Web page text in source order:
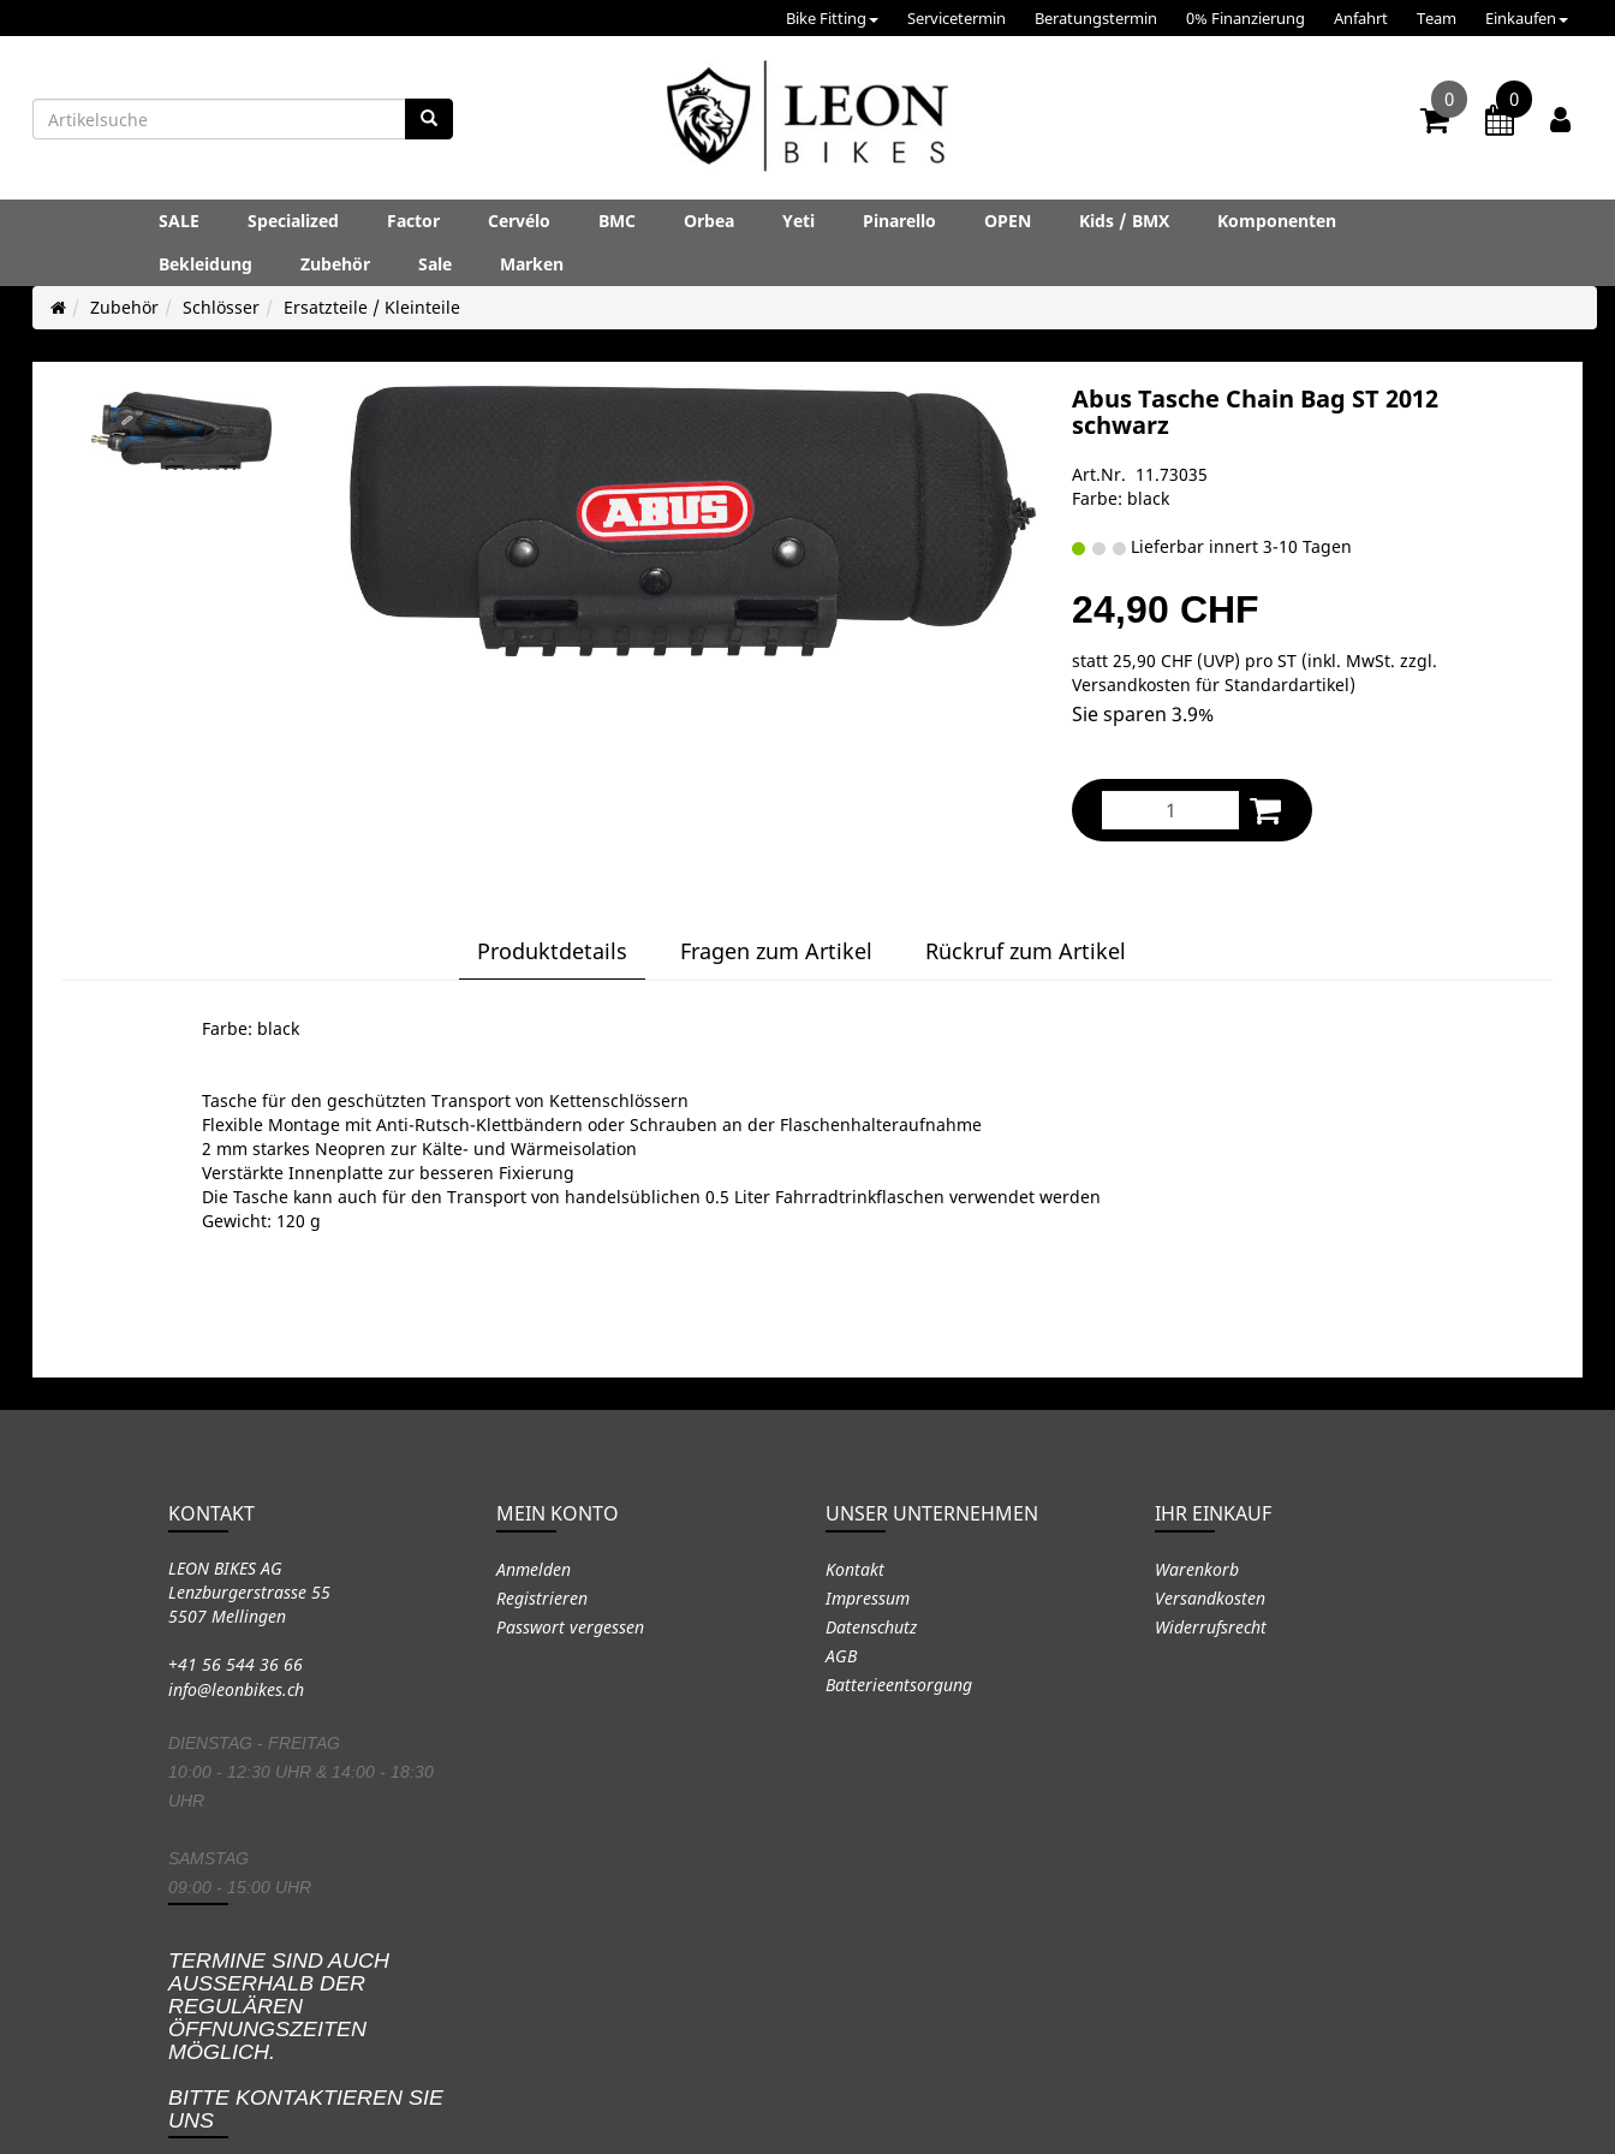
Bike Fitting Servicetermin Beratungstermin 0% Finanzierung Anfahrt Team Einkaufen
0 0
SALE Specialized Factor Cervélo BMC Orbea Yeti Pinarello OPEN Kids / BMX
Komponenten
Bekleidung
Zubehör Sale
Marken
Zubehör
Schlösser Ersatzteile / Kleinteile
Abus Tasche Chain Bag ST 2012
schwarz
Art.Nr. 11.73035
Farbe: black
Lieferbar innert 3-10 Tagen
24,90 CHF
statt25,90 CHF (UVP) pro ST (inkl. MwSt. zzgl.
Versandkosten für Standardartikel)
Sie sparen 3.9%
Produktdetails Fragen zum Artikel Rückruf zum Artikel
Farbe: black
Tasche für den geschützten Transport von Kettenschlössern
Flexible Montage mit Anti-Rutsch-Klettbändern oder Schrauben an der Flaschenhalteraufnahme
2 mm starkes Neopren zur Kälte- und Wärmeisolation
Verstärkte Innenplatte zur besseren Fixierung
Die Tasche kann auch für den Transport von handelsüblichen 0.5 Liter Fahrradtrinkflaschen verwendet werden
Gewicht: 120 g
KONTAKT
LEON BIKES AG
Lenzburgerstrasse 55
5507 Mellingen
+41 56 544 36 66
info@leonbikes.ch
DIENSTAG - FREITAG
10:00 - 12:30 UHR & 14:00 - 18:30
UHR
SAMSTAG
09:00 - 15:00 UHR
TERMINE SIND AUCH
AUSSERHALB DER
REGULÄREN
ÖFFNUNGSZEITEN
MÖGLICH.
BITTE KONTAKTIEREN SIE
UNS
MEIN KONTO
Anmelden
Registrieren
Passwort vergessen
UNSER UNTERNEHMEN
Kontakt
Impressum
Datenschutz
AGB
Batterieentsorgung
IHR EINKAUF
Warenkorb
Versandkosten
Widerrufsrecht